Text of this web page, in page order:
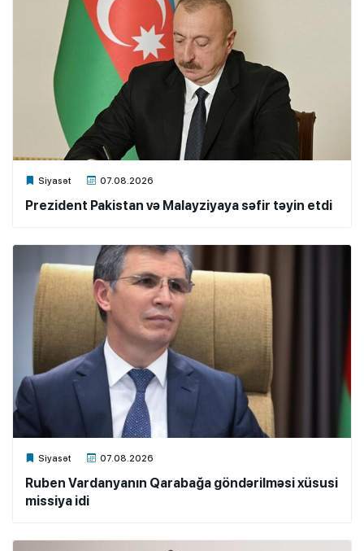
Siyasət 07.08.2026
Xalq.Online
Prezident Pakistan və Malayziyaya səfir təyin etdi
Siyasət 07.08.2026
Xalq.Online
Ruben Vardanyanın Qarabağa göndərilməsi xüsusi
missiya idi